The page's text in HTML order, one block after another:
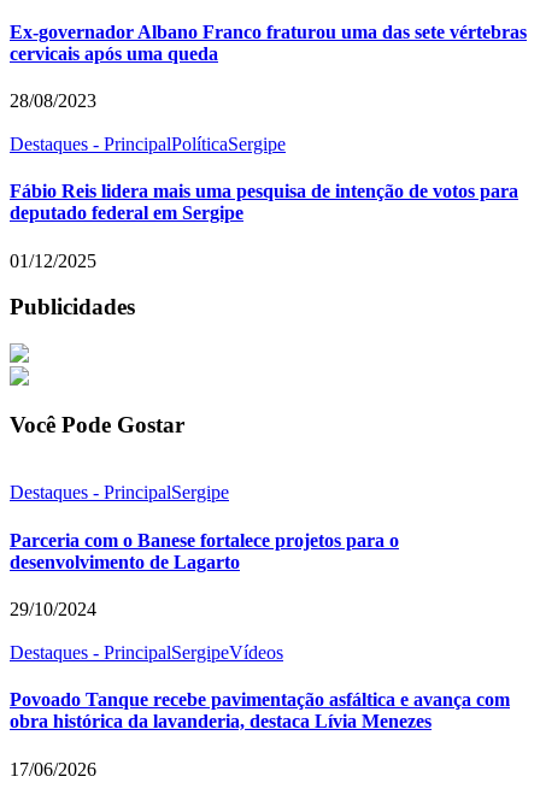
Ex-governador Albano Franco fraturou uma das sete vértebras
cervicais após uma queda
28/08/2023
Destaques - PrincipalPolíticaSergipe
Fábio Reis lidera mais uma pesquisa de intenção de votos para
deputado federal em Sergipe
01/12/2025
Publicidades
Você Pode Gostar
Destaques - PrincipalSergipe
Parceria com o Banese fortalece projetos para o
desenvolvimento de Lagarto
29/10/2024
Destaques - PrincipalSergipeVídeos
Povoado Tanque recebe pavimentação asfáltica e avança com
obra histórica da lavanderia, destaca Lívia Menezes
17/06/2026